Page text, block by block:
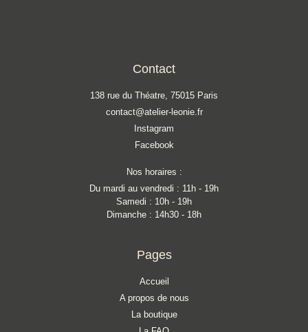
Contact
138 rue du Théatre, 75015 Paris
contact@atelier-leonie.fr
Instagram
Facebook
Nos horaires :
Du mardi au vendredi : 11h - 19h
Samedi : 10h - 19h
Dimanche : 14h30 - 18h
Pages
Accueil
A propos de nous
La boutique